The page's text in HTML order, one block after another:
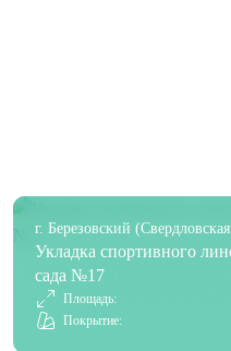
г. Березовский
Укладка спортивного
сада №17
Площадь:
Покрытие: